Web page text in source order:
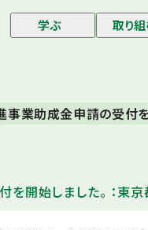
学ぶ 取り
事業助成金申請の受付
開始しました。 ：東